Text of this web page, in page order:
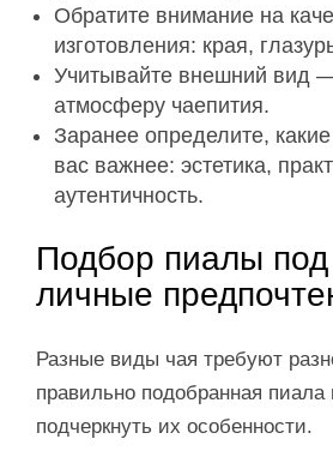
Обратите внимание на
изготовления: края,
Учитывайте внешний вид
атмосферу чаепития.
Заранее определите,
вас важнее: эстетика,
аутентичность.
Подбор пиалы под
личные
Разные виды чая требуют
правильно подобранная пиала
подчеркнуть их особенности.